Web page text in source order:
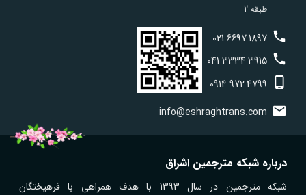
طبقه 2
021 66971897
041 33343915
0914 9724799
info@eshraghtrans.com
درباره شبکه مترجمین اشراق
شبکه مترجمین در سال 1393 با هدف همراهی با فرهیختگان